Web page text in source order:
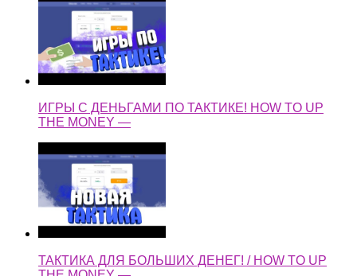
ИГРЫ С ДЕНЬГАМИ ПО ТАКТИКЕ! HOW TO UP
THE MONEY —
ТАКТИКА ДЛЯ БОЛЬШИХ ДЕНЕГ! / HOW TO UP